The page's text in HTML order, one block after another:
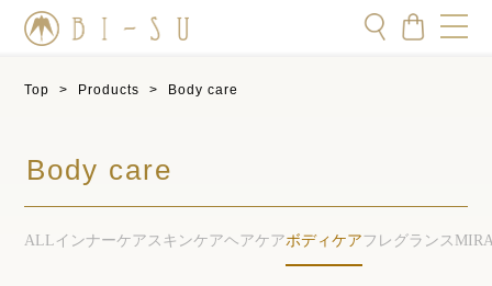
Top > Products > Body care
Body care
ALL インナーケアスキンケアヘアケアボディケアフレグランス